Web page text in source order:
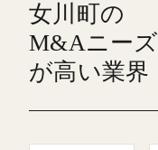
女川町の
M&Aニーズ
が高い業界